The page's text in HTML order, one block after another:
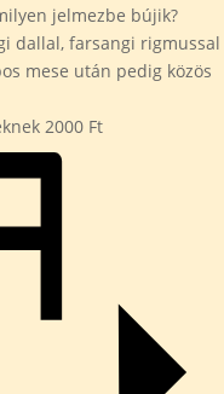
jelmezbe bújik?
dallal, farsangi rigmussal
mese után pedig közös
2000 Ft